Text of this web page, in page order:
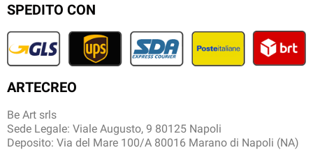
SPEDITO CON
ARTECREO
Be Art srls
Sede Legale: Viale Augusto, 9 80125 Napoli
Deposito: Via del Mare 100/A 80016 Marano di Napoli (NA)